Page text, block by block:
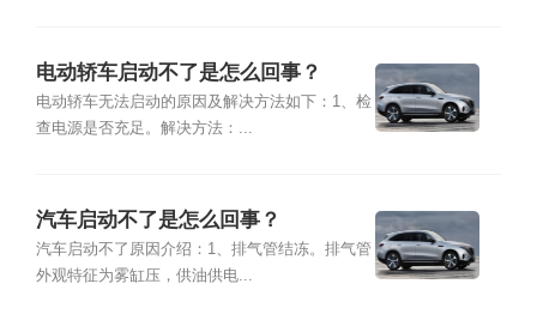
电动轿车启动不了是怎么回事？
电动轿车无法启动的原因及解决方法如下：1、检
查电源是否充足。解决方法：...
汽车启动不了是怎么回事？
汽车启动不了原因介绍：1、排气管结冻。排气管
外观特征为雾缸压，供油供电...